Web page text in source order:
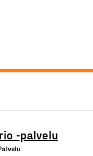
-palvelu